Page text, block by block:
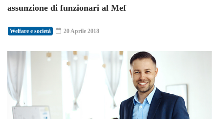
assunzione di funzionari al Mef
Welfare e società 20 Aprile 2018